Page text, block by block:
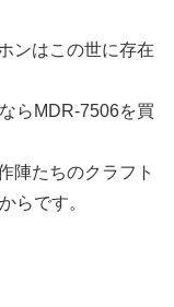
ンはこの世に存在
らMDR-7506を買
陣たちのクラフト
らです。